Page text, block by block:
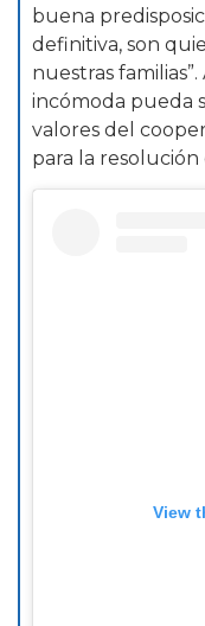
buena
definitiva, son
nuestras
incómoda pueda
valores del
para la resolución
View